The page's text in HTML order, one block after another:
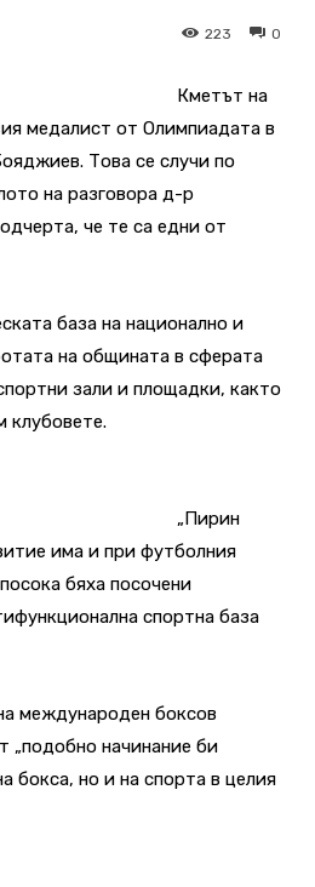
0
223
Кметът на
медалист от Олимпиадата в
Това се случи по
на разговора д-р
че те са едни от
база на национално и
на общината в сферата
зали и площадки, както
клубовете.
„Пирин
има и при футболния
бяха посочени
спортна база
международен боксов
„подобно начинание би
бокса, но и на спорта в целия